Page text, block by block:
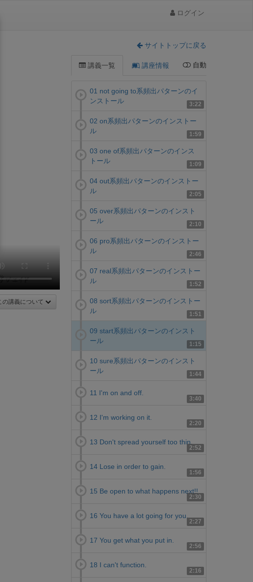
ログイン
サイトトップに戻る
講義について
講義一覧 講座情報 自動
3:22
01 not going to系頻出パターンのイ
ンストール
1:59
02 on系頻出パターンのインストー
ル
1:09
03 one of系頻出パターンのインス
トール
2:05
04 out系頻出パターンのインストー
ル
2:10
05 over系頻出パターンのインスト
ール
2:46
06 pro系頻出パターンのインストー
ル
1:52
07 real系頻出パターンのインストー
ル
1:51
08 sort系頻出パターンのインストー
ル
1:15
09 start系頻出パターンのインスト
ール
1:44
10 sure系頻出パターンのインスト
ール
3:40
11 I'm on and off.
2:20
12 I'm working on it.
2:52
13 Don't spread yourself too thin.
1:56
14 Lose in order to gain.
2:30
15 Be open to what happens next!!
2:27
16 You have a lot going for you.
2:56
17 You get what you put in.
2:16
18 I can't function.